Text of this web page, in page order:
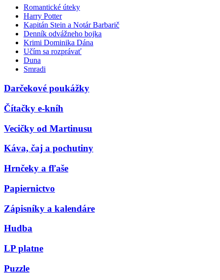
Romantické úteky
Harry Potter
Kapitán Stein a Notár Barbarič
Denník odvážneho bojka
Krimi Dominika Dána
Učím sa rozprávať
Duna
Smradi
Darčekové poukážky
Čítačky e-kníh
Vecičky od Martinusu
Káva, čaj a pochutiny
Hrnčeky a fľaše
Papiernictvo
Zápisníky a kalendáre
Hudba
LP platne
Puzzle